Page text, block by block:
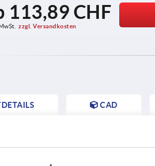
113,89 CHF
zzgl. Versandkosten
CAD